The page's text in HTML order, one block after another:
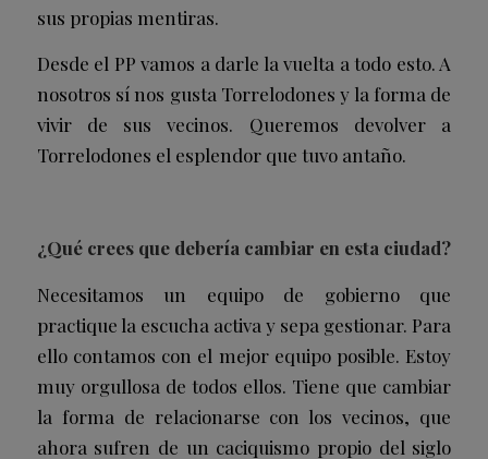
sus propias mentiras.
Desde el PP vamos a darle la vuelta a todo esto. A
nosotros sí nos gusta Torrelodones y la forma de
vivir de sus vecinos. Queremos devolver a
Torrelodones el esplendor que tuvo antaño.
¿Qué crees que debería cambiar en esta ciudad?
Necesitamos un equipo de gobierno que
practique la escucha activa y sepa gestionar. Para
ello contamos con el mejor equipo posible. Estoy
muy orgullosa de todos ellos. Tiene que cambiar
la forma de relacionarse con los vecinos, que
ahora sufren de un caciquismo propio del siglo